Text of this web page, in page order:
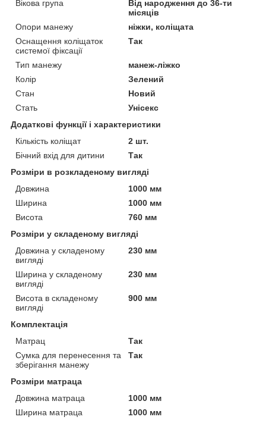
Вікова група
Від народження до 36-ти
місяців
Опори манежу
ніжки, коліщата
Оснащення коліщаток
системої фіксації
Так
Тип манежу
манеж-ліжко
Колір
Зелений
Стан
Новий
Стать
Унісекс
Додаткові функції і характеристики
Кількість коліщат
2 шт.
Бічний вхід для дитини
Так
Розміри в розкладеному вигляді
Довжина
1000 мм
Ширина
1000 мм
Висота
760 мм
Розміри у складеному вигляді
Довжина у складеному
вигляді
230 мм
Ширина у складеному
вигляді
230 мм
Висота в складеному
вигляді
900 мм
Комплектація
Матрац
Так
Сумка для перенесення та
зберігання манежу
Так
Розміри матраца
Довжина матраца
1000 мм
Ширина матраца
1000 мм